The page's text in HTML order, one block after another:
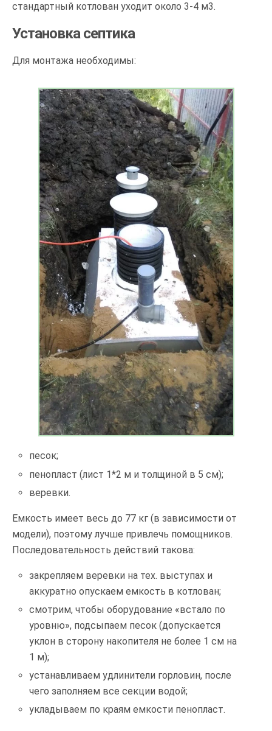
стандартный котлован уходит около 3-4 м3.
Установка септика
Для монтажа необходимы:
песок;
пенопласт (лист 1*2 м и толщиной в 5 см);
веревки.
Емкость имеет весь до 77 кг (в зависимости от
модели), поэтому лучше привлечь помощников.
Последовательность действий такова:
закрепляем веревки на тех. выступах и
аккуратно опускаем емкость в котлован;
смотрим, чтобы оборудование «встало по
уровню», подсыпаем песок (допускается
уклон в сторону накопителя не более 1 см на
1 м);
устанавливаем удлинители горловин, после
чего заполняем все секции водой;
укладываем по краям емкости пенопласт.